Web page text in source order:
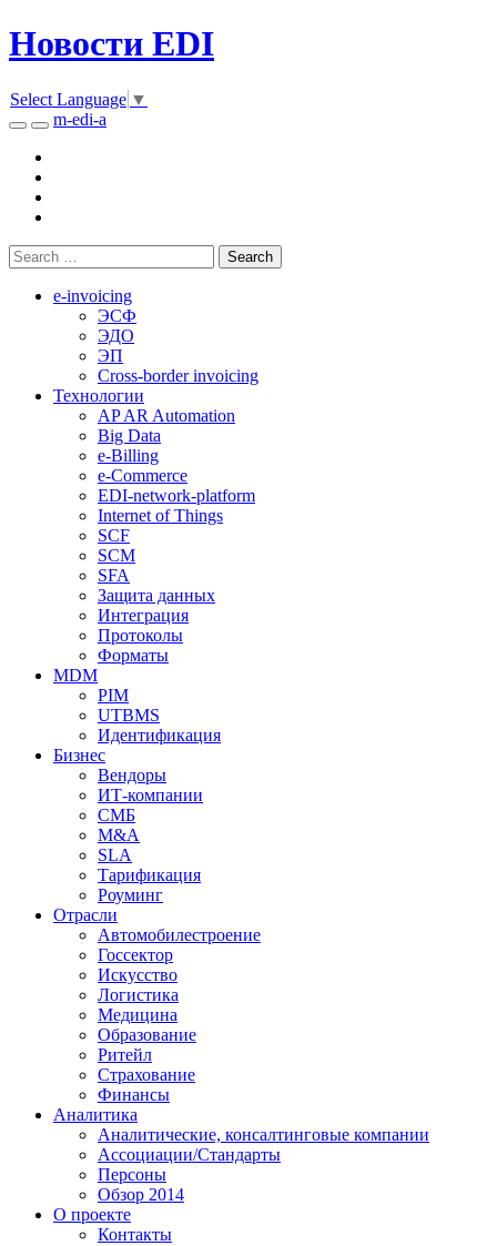
Новости EDI
Select Language ▼
m-edi-a
e-invoicing
ЭСФ
ЭДО
ЭП
Cross-border invoicing
Технологии
AP AR Automation
Big Data
e-Billing
e-Commerce
EDI-network-platform
Internet of Things
SCF
SCM
SFA
Защита данных
Интеграция
Протоколы
Форматы
MDM
PIM
UTBMS
Идентификация
Бизнес
Вендоры
ИТ-компании
СМБ
M&A
SLA
Тарификация
Роуминг
Отрасли
Автомобилестроение
Госсектор
Искусство
Логистика
Медицина
Образование
Ритейл
Страхование
Финансы
Аналитика
Аналитические, консалтинговые компании
Ассоциации/Стандарты
Персоны
Обзор 2014
О проекте
Контакты